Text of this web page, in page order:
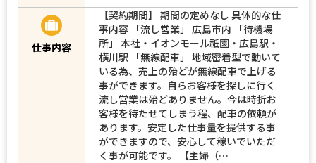
仕事内容
【契約期間】 期間の定めなし 具体的な仕
事内容 「流し営業」 広島市内 「待機場
所」 本社・イオンモール祇園・広島駅・
横川駅 「無線配車」 地域密着型で動いて
いる為、売上の殆どが無線配車で上げる
事ができます。自らお客様を探しに行く
流し営業は殆どありません。今は時折お
客様を待たせてしまう程、配車の依頼が
あります。安定した仕事量を提供する事
ができますので、安心して稼いでいただ
く事が可能です。 【主婦（…